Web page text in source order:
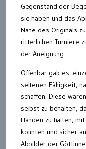
Gegenstand der
sie haben und das
Nähe des Originals
ritterlichen Turniere
der Aneignung.
Offenbar gab es
seltenen Fähigkeit,
schaffen. Diese
selbst zu behalten,
Händen zu halten,
konnten und sicher
Abbilder der